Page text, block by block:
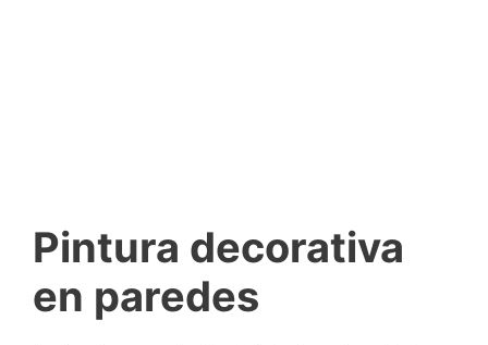
Pintura decorativa
en paredes